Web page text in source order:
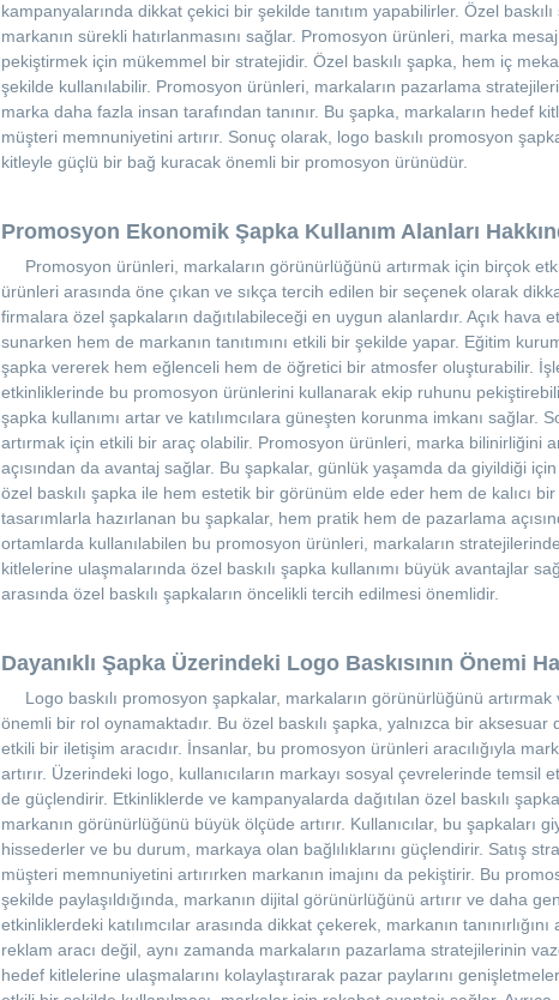
kampanyalarında dikkat çekici bir şekilde tanıtım yapabilirler. Özel
markanın sürekli hatırlanmasını sağlar. Promosyon ürünleri, marka
pekiştirmek için mükemmel bir stratejidir. Özel baskılı şapka, hem iç
şekilde kullanılabilir. Promosyon ürünleri, markaların pazarlama
marka daha fazla insan tarafından tanınır. Bu şapka, markaların hedef
müşteri memnuniyetini artırır. Sonuç olarak, logo baskılı promosyon
kitleyle güçlü bir bağ kuracak önemli bir promosyon ürünüdür.
Promosyon Ekonomik Şapka Kullanım Alanları
Promosyon ürünleri, markaların görünürlüğünü artırmak için birçok
ürünleri arasında öne çıkan ve sıkça tercih edilen bir seçenek olarak
firmalara özel şapkaların dağıtılabileceği en uygun alanlardır. Açık hava
sunarken hem de markanın tanıtımını etkili bir şekilde yapar. Eğitim
şapka vererek hem eğlenceli hem de öğretici bir atmosfer oluşturabilir.
etkinliklerinde bu promosyon ürünlerini kullanarak ekip ruhunu
şapka kullanımı artar ve katılımcılara güneşten korunma imkanı
artırmak için etkili bir araç olabilir. Promosyon ürünleri, marka bilinirliğini
açısından da avantaj sağlar. Bu şapkalar, günlük yaşamda da giyildiği
özel baskılı şapka ile hem estetik bir görünüm elde eder hem de kalıcı
tasarımlarla hazırlanan bu şapkalar, hem pratik hem de pazarlama
ortamlarda kullanılabilen bu promosyon ürünleri, markaların
kitlelerine ulaşmalarında özel baskılı şapka kullanımı büyük avantajlar
arasında özel baskılı şapkaların öncelikli tercih edilmesi önemlidir.
Dayanıklı Şapka Üzerindeki Logo Baskısının Önemi
Logo baskılı promosyon şapkalar, markaların görünürlüğünü
önemli bir rol oynamaktadır. Bu özel baskılı şapka, yalnızca bir
etkili bir iletişim aracıdır. İnsanlar, bu promosyon ürünleri aracılığıyla
artırır. Üzerindeki logo, kullanıcıların markayı sosyal çevrelerinde temsil
de güçlendirir. Etkinliklerde ve kampanyalarda dağıtılan özel baskılı
markanın görünürlüğünü büyük ölçüde artırır. Kullanıcılar, bu şapkaları
hissederler ve bu durum, markaya olan bağlılıklarını güçlendirir. Satış
müşteri memnuniyetini artırırken markanın imajını da pekiştirir. Bu
şekilde paylaşıldığında, markanın dijital görünürlüğünü artırır ve daha
etkinliklerdeki katılımcılar arasında dikkat çekerek, markanın
reklam aracı değil, aynı zamanda markaların pazarlama stratejilerinin
hedef kitlelerine ulaşmalarını kolaylaştırarak pazar paylarını